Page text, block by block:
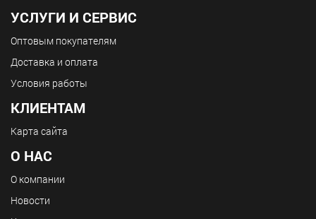
УСЛУГИ И СЕРВИС
Оптовым покупателям
Доставка и оплата
Условия работы
КЛИЕНТАМ
Карта сайта
О НАС
О компании
Новости